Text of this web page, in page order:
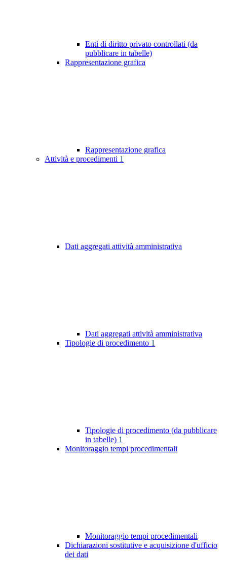
Enti di diritto privato controllati (da
pubblicare in tabelle)
Rappresentazione grafica
Rappresentazione grafica
Attività e procedimenti 1
Dati aggregati attività amministrativa
Dati aggregati attività amministrativa
Tipologie di procedimento 1
Tipologie di procedimento (da pubblicare
in tabelle) 1
Monitoraggio tempi procedimentali
Monitoraggio tempi procedimentali
Dichiarazioni sostitutive e acquisizione d'ufficio
dei dati